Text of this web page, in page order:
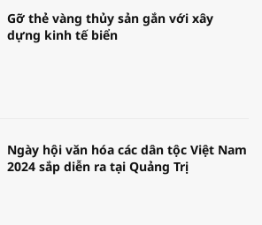
Gỡ thẻ vàng thủy sản gắn với xây
dựng kinh tế biển
Ngày hội văn hóa các dân tộc Việt Nam
2024 sắp diễn ra tại Quảng Trị